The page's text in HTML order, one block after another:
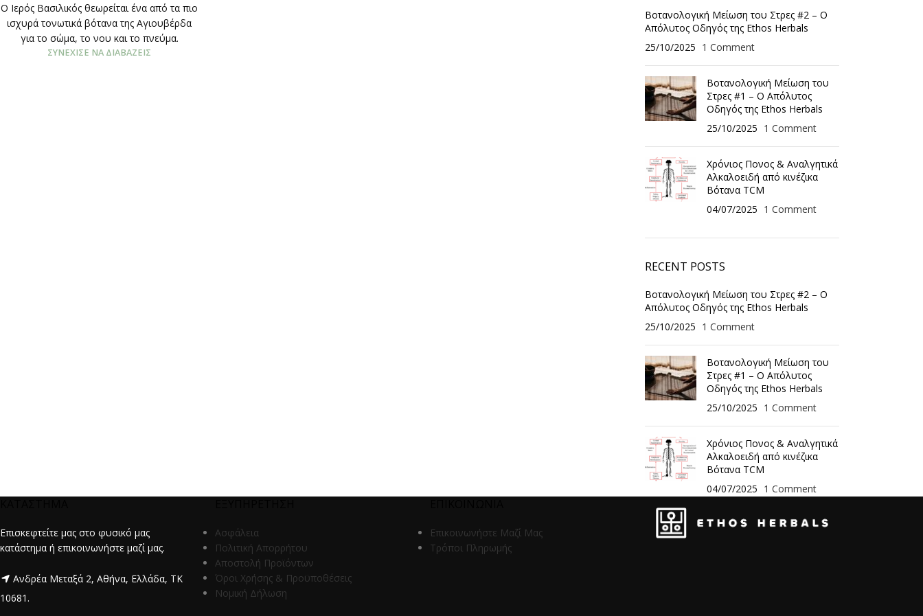
O Ιερός Βασιλικός θεωρείται ένα από τα πιο
ισχυρά τονωτικά βότανα της Αγιουβέρδα
για το σώμα, το νου και το πνεύμα.
ΣΥΝΈΧΙΣΕ ΝΑ ΔΙΑΒΆΖΕΙΣ
Βοτανολογική Μείωση του Στρες #2 – Ο
Απόλυτος Οδηγός της Ethos Herbals
25/10/2025 1 Comment
Βοτανολογική Μείωση του
Στρες #1 – Ο Απόλυτος
Οδηγός της Ethos Herbals
25/10/2025 1 Comment
Χρόνιος Πονος & Αναλγητικά
Αλκαλοειδή από κινέζικα
Βότανα TCM
04/07/2025 1 Comment
RECENT POSTS
Βοτανολογική Μείωση του Στρες #2 – Ο
Απόλυτος Οδηγός της Ethos Herbals
25/10/2025 1 Comment
Βοτανολογική Μείωση του
Στρες #1 – Ο Απόλυτος
Οδηγός της Ethos Herbals
25/10/2025 1 Comment
Χρόνιος Πονος & Αναλγητικά
Αλκαλοειδή από κινέζικα
Βότανα TCM
04/07/2025 1 Comment
Επισκεφτείτε μας στο φυσικό μας
κατάστημα ή επικοινωνήστε μαζί μας.
Ανδρέα Μεταξά 2, Αθήνα, Ελλάδα, ΤΚ
10681.
Ασφάλεια
Πολιτική Απορρήτου
Αποστολή Προϊόντων
Όροι Χρήσης & Προϋποθέσεις
Νομική Δήλωση
Επικοινωνήστε Μαζί Μας
Τρόποι Πληρωμής